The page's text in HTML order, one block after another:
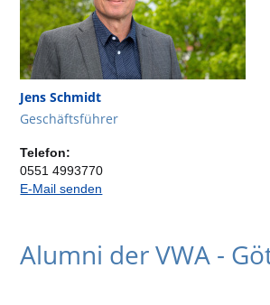
Jens Schmidt
Geschäftsführer
Telefon:
0551 4993770
E-Mail senden
Alumni der VWA -